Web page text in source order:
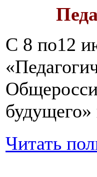
С 8 по12
Читать